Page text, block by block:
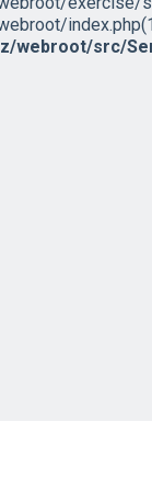
webroot/src/